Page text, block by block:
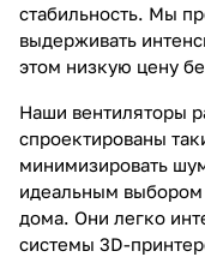
стабильность. Мы
выдерживать
этом низкую цену
Наши вентиляторы
спроектированы
минимизировать
идеальным выбором
дома. Они легко
системы 3D-